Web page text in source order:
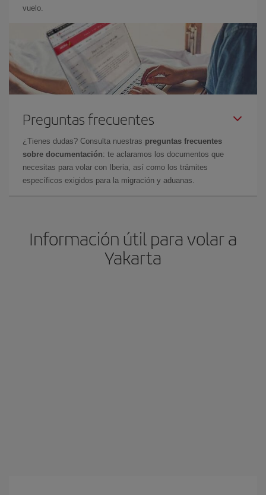
vuelo.
Preguntas frecuentes
¿Tienes dudas? Consulta nuestras preguntas frecuentes
sobre documentación: te aclaramos los documentos que
necesitas para volar con Iberia, así como los trámites
específicos exigidos para la migración y aduanas.
Información útil para volar a
Yakarta